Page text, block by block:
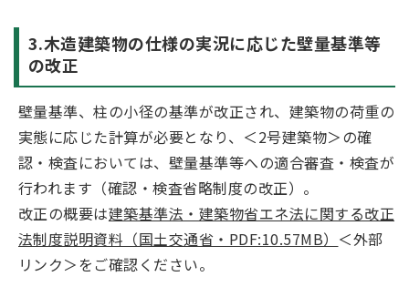
3.木造建築物の仕様の実況に応じた壁量基準等
の改正
壁量基準、柱の小径の基準が改正され、建築物の荷重の
実態に応じた計算が必要となり、＜2号建築物＞の確
認・検査においては、壁量基準等への適合審査・検査が
行われます（確認・検査省略制度の改正）。
改正の概要は建築基準法・建築物省エネ法に関する改正
法制度説明資料（国土交通省・PDF:10.57MB） ＜外部
リンク＞をご確認ください。